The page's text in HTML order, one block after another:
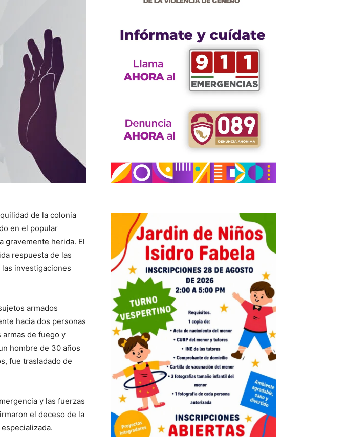
de la colonia
en el popular
gravemente herida. El
respuesta de las
investigaciones
armados
hacia dos personas
armas de fuego y
hombre de 30 años
fue trasladado de
y las fuerzas
el deceso de la